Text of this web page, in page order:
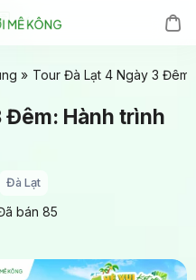
» Tour Đà Lạt 4 Ngày 3
Đêm: Hành trình
Đà Lạt
bán 85